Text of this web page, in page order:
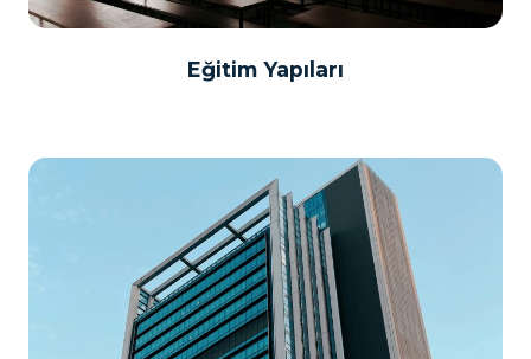
Eğitim Yapıları